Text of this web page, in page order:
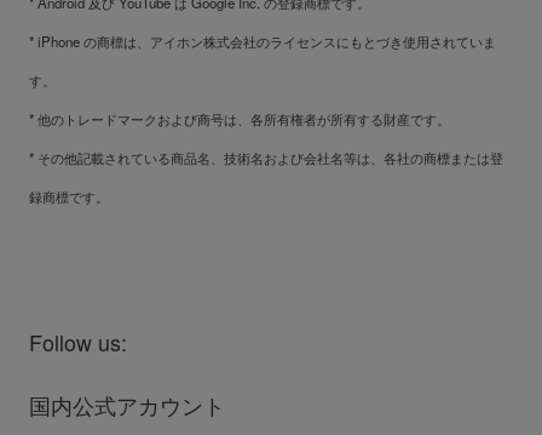
* iPhone の商標は、アイホン株式会社のライセンスにもとづき使用されていま
す。
* 他のトレードマークおよび商号は、各所有権者が所有する財産です。
* その他記載されている商品名、技術名および会社名等は、各社の商標または登
録商標です。
Follow us:
国内公式アカウント